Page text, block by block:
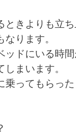
ときよりも立
ります。
ッドにいる時
まいます。
乗ってもらっ